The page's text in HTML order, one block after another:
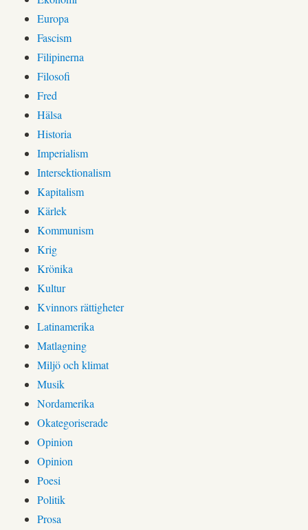
Europa
Fascism
Filipinerna
Filosofi
Fred
Hälsa
Historia
Imperialism
Intersektionalism
Kapitalism
Kärlek
Kommunism
Krig
Krönika
Kultur
Kvinnors rättigheter
Latinamerika
Matlagning
Miljö och klimat
Musik
Nordamerika
Okategoriserade
Opinion
Opinion
Poesi
Politik
Prosa